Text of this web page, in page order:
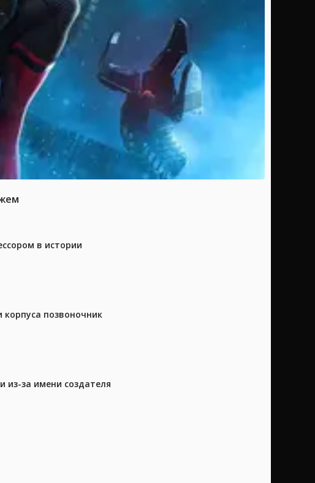
в истории
корпуса позвоночник
из-за имени создателя